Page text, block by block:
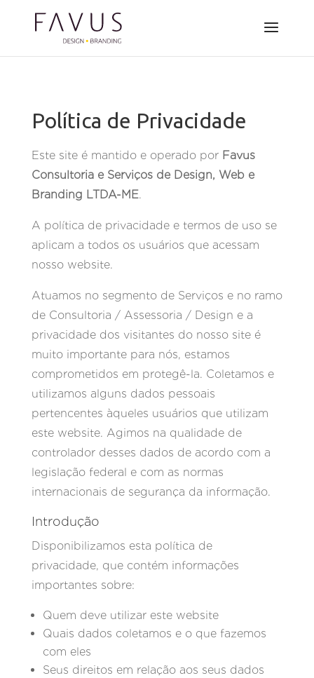
Política de Privacidade
Este site é mantido e operado por Favus
Consultoria e Serviços de Design, Web e
Branding LTDA-ME.
A política de privacidade e termos de uso se
aplicam a todos os usuários que acessam
nosso website.
Atuamos no segmento de Serviços e no ramo
de Consultoria / Assessoria / Design e a
privacidade dos visitantes do nosso site é
muito importante para nós, estamos
comprometidos em protegê-la. Coletamos e
utilizamos alguns dados pessoais
pertencentes àqueles usuários que utilizam
este website. Agimos na qualidade de
controlador desses dados de acordo com a
legislação federal e com as normas
internacionais de segurança da informação.
Introdução
Disponibilizamos esta política de
privacidade, que contém informações
importantes sobre:
Quem deve utilizar este website
Quais dados coletamos e o que fazemos
com eles
Seus direitos em relação aos seus dados